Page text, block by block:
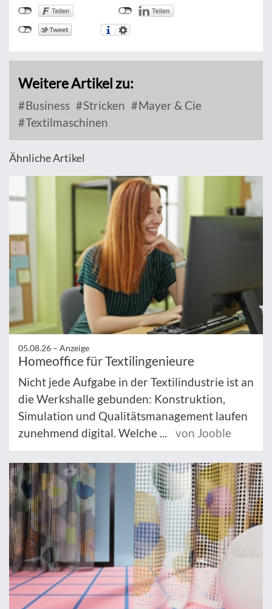
Weitere Artikel zu:
Business Stricken
Mayer & Cie
Textilmaschinen
Ähnliche Artikel
05.08.26 – Anzeige
Homeoffice für Textilingenieure
Nicht jede Aufgabe in der Textilindustrie ist an
die Werkshalle gebunden: Konstruktion,
Simulation und Qualitätsmanagement laufen
zunehmend digital. Welche ...
von Jooble